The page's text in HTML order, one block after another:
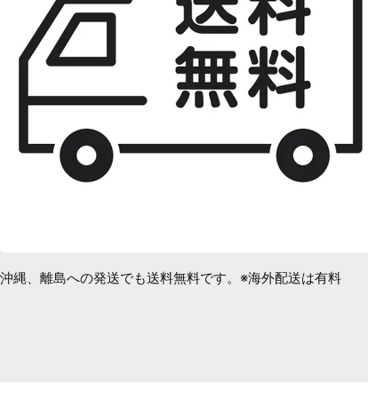
沖縄、離島への発送でも送料無料です。※海外配送は有料